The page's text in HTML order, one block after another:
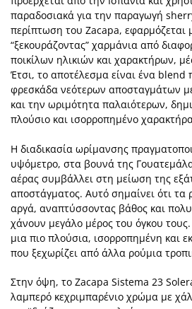
παραδοσιακά για την παραγωγή
περίπτωση του Zacapa, εφαρμόζεται
“ξεκουράζοντας” χαρμάνια από
ποικίλων ηλικιών και χαρακτήρων,
Έτσι, το αποτέλεσμα είναι ένα blend
φρεσκάδα νεότερων αποσταγμάτων
και την ωριμότητα παλαιότερων,
πλούσιο και ισορροπημένο
Η διαδικασία ωρίμανσης
υψόμετρο, στα βουνά της
αέρας συμβάλλει στη μείωση της
αποστάγματος. Αυτό σημαίνει ότι τα
αργά, αναπτύσσοντας βάθος και
χάνουν μεγάλο μέρος του όγκου
μια πιο πλούσια, ισορροπημένη και
που ξεχωρίζει από άλλα ρούμια
Στην όψη, το Zacapa Sistema 23
λαμπερό κεχριμπαρένιο χρώμα με